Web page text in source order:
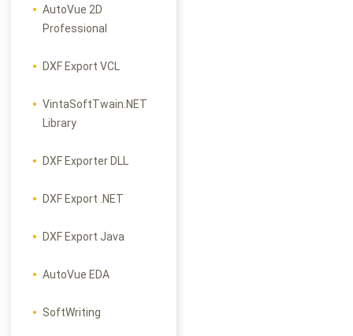
AutoVue 2D
Professional
DXF Export VCL
VintaSoftTwain.NET
Library
DXF Exporter DLL
DXF Export .NET
DXF Export Java
AutoVue EDA
SoftWriting